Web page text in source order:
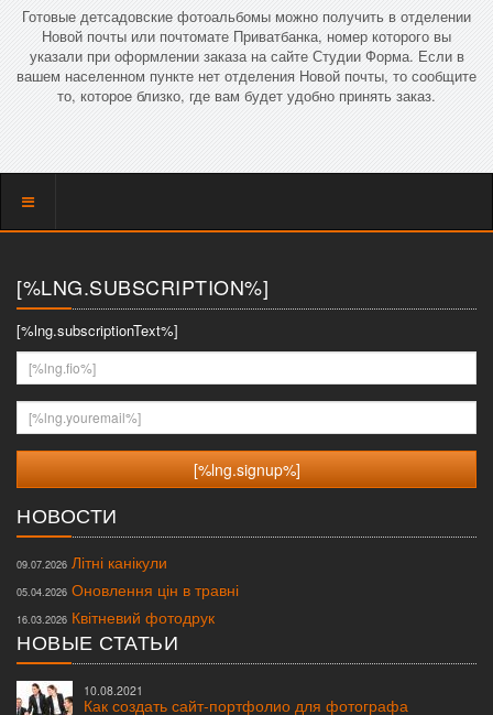
Готовые детсадовские фотоальбомы можно получить в отделении
Новой почты или почтомате Приватбанка, номер которого вы
указали при оформлении заказа на сайте Студии Форма. Если в
вашем населенном пункте нет отделения Новой почты, то сообщите
то, которое близко, где вам будет удобно принять заказ.
Показать
[%LNG.SUBSCRIPTION%]
[%lng.subscriptionText%]
[%lng.fio%]
[%lng.youremail%]
НОВОСТИ
09.07.2026 Літні канікули
05.04.2026 Оновлення цін в травні
16.03.2026 Квітневий фотодрук
НОВЫЕ СТАТЬИ
10.08.2021
Как создать сайт-портфолио для фотографа